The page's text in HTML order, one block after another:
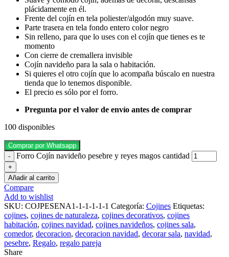
plácidamente en él.
Frente del cojín en tela poliester/algodón muy suave.
Parte trasera en tela fondo entero color negro
Sin relleno, para que lo uses con el cojín que tienes es te
momento
Con cierre de cremallera invisible
Cojín navideño para la sala o habitación.
Si quieres el otro cojín que lo acompaña búscalo en nuestra
tienda que lo tenemos disponible.
El precio es sólo por el forro.
Pregunta por el valor de envío antes de comprar
100 disponibles
Comprar por Whatsapp
Forro Cojín navideño pesebre y reyes magos cantidad
Añadir al carrito
Compare
Add to wishlist
SKU: COJPESENA1-1-1-1-1-1 Categoría: Cojines Etiquetas:
cojines, cojines de naturaleza, cojines decorativos, cojines
habitación, cojines navidad, cojines navideños, cojines sala,
comedor, decoracion, decoracion navidad, decorar sala, navidad,
pesebre, Regalo, regalo pareja
Share